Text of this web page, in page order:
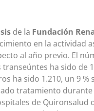
de la Fundación
en la actividad
al año previo. El
ha sido de
ha sido 1.210, un 9
tratamiento durante
de Quironsalud